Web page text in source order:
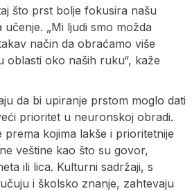
što prst bolje fokusira našu
„Mi ljudi smo možda
način da obraćamo više
oblasti oko naših ruku“, kaže
da bi upiranje prstom moglo dati
prioritet u neuronskoj obradi.
kojima lakše i prioritetnije
veštine kao što su govor,
ili lica. Kulturni sadržaji, s
i školsko znanje, zahtevaju